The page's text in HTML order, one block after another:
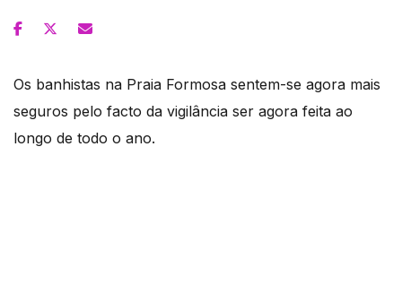
Os banhistas na Praia Formosa sentem-se agora mais
seguros pelo facto da vigilância ser agora feita ao
longo de todo o ano.